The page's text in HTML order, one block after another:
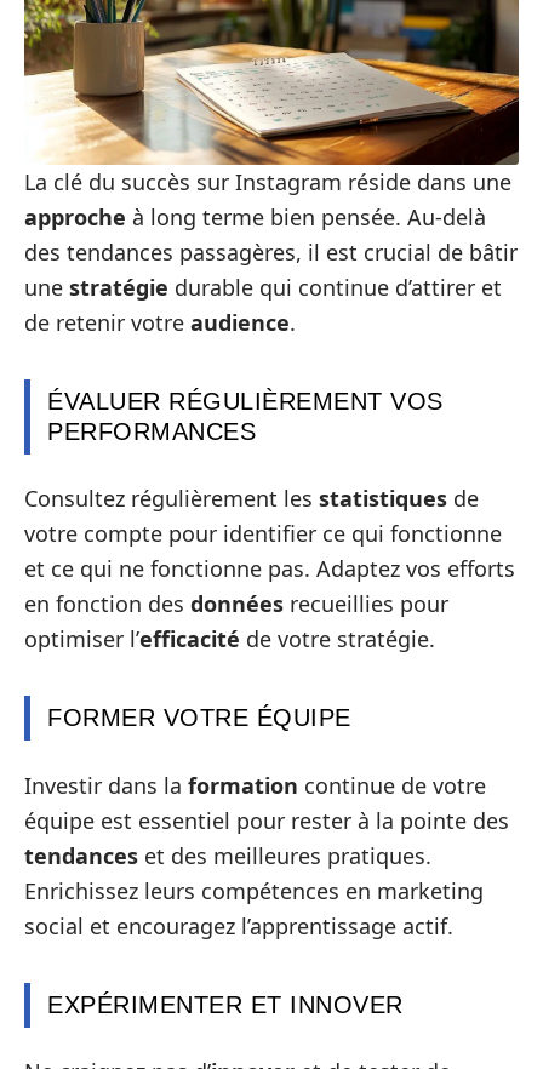
La clé du succès sur Instagram réside dans une
approche à long terme bien pensée. Au-delà
des tendances passagères, il est crucial de bâtir
une stratégie durable qui continue d’attirer et
de retenir votre audience.
ÉVALUER RÉGULIÈREMENT VOS
PERFORMANCES
Consultez régulièrement les statistiques de
votre compte pour identifier ce qui fonctionne
et ce qui ne fonctionne pas. Adaptez vos efforts
en fonction des données recueillies pour
optimiser l’efficacité de votre stratégie.
FORMER VOTRE ÉQUIPE
Investir dans la formation continue de votre
équipe est essentiel pour rester à la pointe des
tendances et des meilleures pratiques.
Enrichissez leurs compétences en marketing
social et encouragez l’apprentissage actif.
EXPÉRIMENTER ET INNOVER